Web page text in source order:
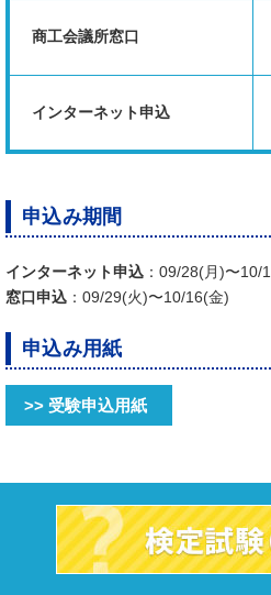
商工会議所窓口
インターネット申込
申込み期間
インターネット申込 ：09/28(月)〜10/
窓口申込 ：09/29(火)〜10/16(金)
申込み用紙
>> 受験申込用紙